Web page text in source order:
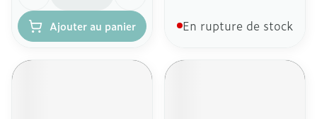
Ajouter au panier En rupture de stock